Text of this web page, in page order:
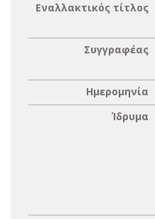
Εναλλακτικός τίτλος
Συγγραφέας
Ημερομηνία
Ίδρυμα